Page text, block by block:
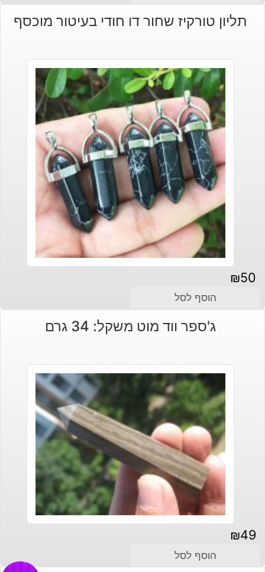
תליון טורקיז שחור דו חודי בעיטור מוכסף
₪50
הוסף לסל
ג'ספר ווד מוט משקל: 34 גרם
₪49
הוסף לסל